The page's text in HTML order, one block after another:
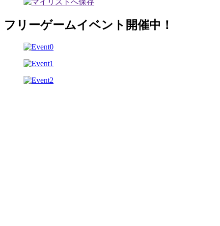
フリーゲームイベント開催中！